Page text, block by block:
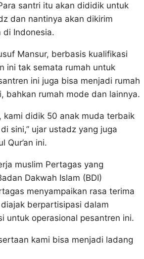
santri itu akan dididik untuk
dan nantinya akan dikirim
di Indonesia.
Mansur, berbasis kualifikasi
ini tak semata rumah untuk
ini juga bisa menjadi rumah
bahkan rumah mode dan lainnya.
kami didik 50 anak muda terbaik
sini,” ujar ustadz yang juga
Qur’an ini.
muslim Pertagas yang
Dakwah Islam (BDI)
menyampaikan rasa terima
berpartisipasi dalam
untuk operasional pesantren ini.
kami bisa menjadi ladang